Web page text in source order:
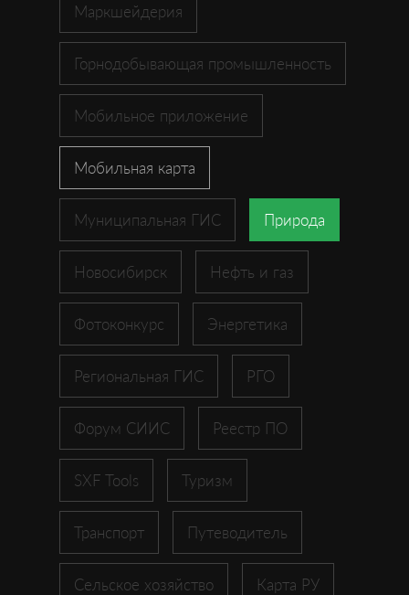
Маркшейдерия
Горнодобывающая промышленность
Мобильное приложение
Мобильная карта
Муниципальная ГИС Природа
Новосибирск Нефть и газ
Фотоконкурс Энергетика
Региональная ГИС РГО
Форум СИИС Реестр ПО
SXF Tools Туризм
Транспорт Путеводитель
Сельское хозяйство Карта РУ